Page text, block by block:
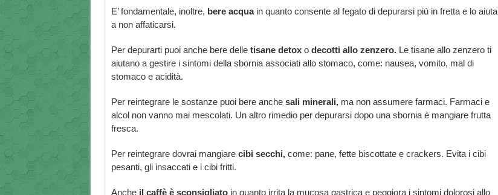
E’ fondamentale, inoltre, bere acquain quanto consente al fegato di depurarsi più in fretta e lo aiuta
a non affaticarsi.
Per depurarti puoi anche bere delletisane detox o decotti allo zenzero.Le tisane allo zenzero ti
aiutano a gestire i sintomi della sbornia associati allo stomaco, come: nausea, vomito, mal di
stomaco e acidità.
Per reintegrare le sostanze puoi bere anche sali minerali, ma non assumere farmaci. Farmaci e
alcol non vanno mai mescolati. Un altro rimedio per depurarsi dopo una sbornia è mangiare frutta
fresca.
Per reintegrare dovrai mangiare cibi secchi, come: pane, fette biscottate e crackers. Evita i cibi
pesanti, gli insaccati e i cibi fritti.
Ancheil caffè è sconsigliatoin quanto irrita la mucosa gastrica e peggiora i sintomi dolorosi allo